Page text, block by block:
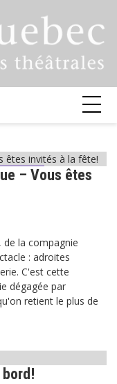
Musique– Vous êtes
la compagnie
: adroites
C'est cette
dégagée par
retient le plus de
bord!